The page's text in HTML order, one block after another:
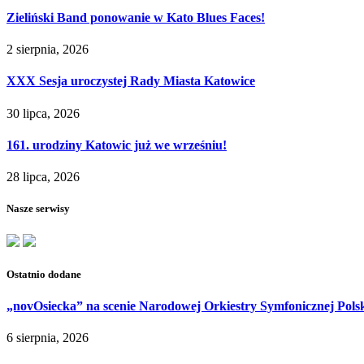
Zieliński Band ponowanie w Kato Blues Faces!
2 sierpnia, 2026
XXX Sesja uroczystej Rady Miasta Katowice
30 lipca, 2026
161. urodziny Katowic już we wrześniu!
28 lipca, 2026
Nasze serwisy
Ostatnio dodane
„novOsiecka” na scenie Narodowej Orkiestry Symfonicznej
6 sierpnia, 2026